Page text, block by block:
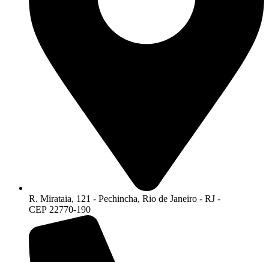
R. Mirataia, 121 - Pechincha, Rio de Janeiro - RJ -
CEP 22770-190